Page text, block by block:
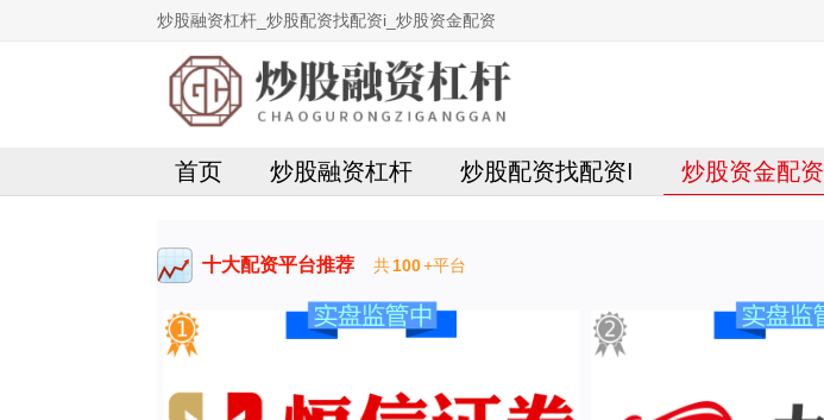
炒股融资杠杆_炒股配资找配资i_炒股资金配资
首页 炒股融资杠杆 炒股配资找配资I 炒股资金配资
十大配资平台推荐 共100+平台